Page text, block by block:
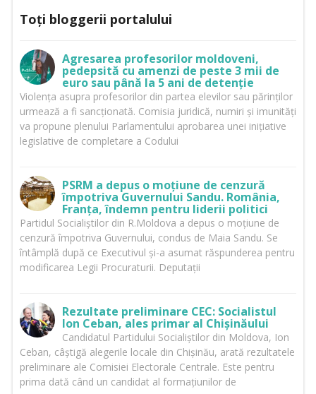
Toți bloggerii portalului
Agresarea profesorilor moldoveni,
pedepsită cu amenzi de peste 3 mii de
euro sau până la 5 ani de detenție
Violența asupra profesorilor din partea elevilor sau părinților
urmează a fi sancționată. Comisia juridică, numiri și imunități
va propune plenului Parlamentului aprobarea unei inițiative
legislative de completare a Codului
PSRM a depus o moțiune de cenzură
împotriva Guvernului Sandu. România,
Franța, îndemn pentru liderii politici
Partidul Socialiștilor din R.Moldova a depus o moțiune de
cenzură împotriva Guvernului, condus de Maia Sandu. Se
întâmplă după ce Executivul și-a asumat răspunderea pentru
modificarea Legii Procuraturii. Deputații
Rezultate preliminare CEC: Socialistul
Ion Ceban, ales primar al Chișinăului
Candidatul Partidului Socialiștilor din Moldova, Ion
Ceban, câștigă alegerile locale din Chișinău, arată rezultatele
preliminare ale Comisiei Electorale Centrale. Este pentru
prima dată când un candidat al formațiunilor de